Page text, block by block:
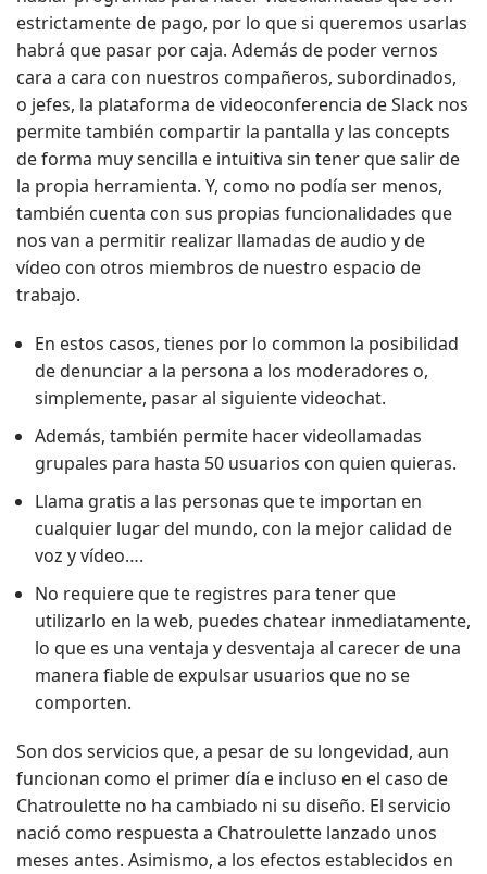
estrictamente de pago, por lo que si queremos usarlas
habrá que pasar por caja. Además de poder vernos
cara a cara con nuestros compañeros, subordinados,
o jefes, la plataforma de videoconferencia de Slack nos
permite también compartir la pantalla y las concepts
de forma muy sencilla e intuitiva sin tener que salir de
la propia herramienta. Y, como no podía ser menos,
también cuenta con sus propias funcionalidades que
nos van a permitir realizar llamadas de audio y de
vídeo con otros miembros de nuestro espacio de
trabajo.
En estos casos, tienes por lo common la posibilidad
de denunciar a la persona a los moderadores o,
simplemente, pasar al siguiente videochat.
Además, también permite hacer videollamadas
grupales para hasta 50 usuarios con quien quieras.
Llama gratis a las personas que te importan en
cualquier lugar del mundo, con la mejor calidad de
voz y vídeo….
No requiere que te registres para tener que
utilizarlo en la web, puedes chatear inmediatamente,
lo que es una ventaja y desventaja al carecer de una
manera fiable de expulsar usuarios que no se
comporten.
Son dos servicios que, a pesar de su longevidad, aun
funcionan como el primer día e incluso en el caso de
Chatroulette no ha cambiado ni su diseño. El servicio
nació como respuesta a Chatroulette lanzado unos
meses antes. Asimismo, a los efectos establecidos en